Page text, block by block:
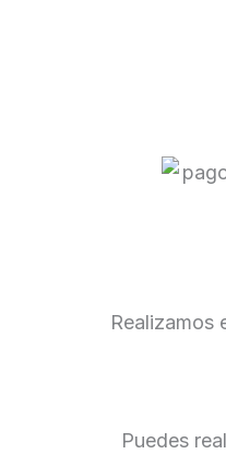
Realizamos
Puedes